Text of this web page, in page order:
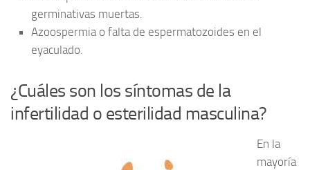
germinativas muertas.
Azoospermia o falta de espermatozoides en el
eyaculado.
¿Cuáles son los síntomas de la
infertilidad o esterilidad masculina?
En la
mayoría